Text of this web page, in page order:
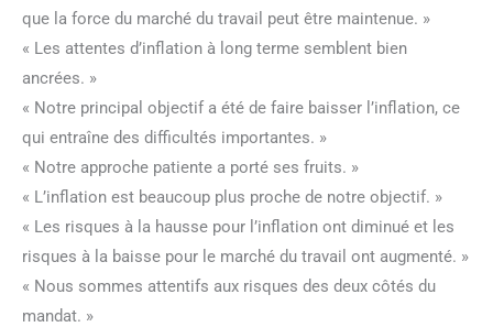
que la force du marché du travail peut être maintenue. »
« Les attentes d’inflation à long terme semblent bien
ancrées. »
« Notre principal objectif a été de faire baisser l’inflation, ce
qui entraîne des difficultés importantes. »
« Notre approche patiente a porté ses fruits. »
« L’inflation est beaucoup plus proche de notre objectif. »
« Les risques à la hausse pour l’inflation ont diminué et les
risques à la baisse pour le marché du travail ont augmenté. »
« Nous sommes attentifs aux risques des deux côtés du
mandat. »